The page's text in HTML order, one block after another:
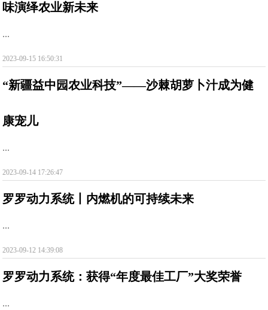
味演绎农业新未来
...
2023-09-15 16:50:31
“新疆益中园农业科技”——沙棘胡萝卜汁成为健
康宠儿
...
2023-09-14 17:26:47
罗罗动力系统丨内燃机的可持续未来
...
2023-09-12 14:39:08
罗罗动力系统：获得“年度最佳工厂”大奖荣誉
...